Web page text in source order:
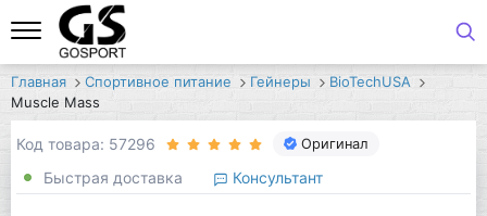
Главная Спортивное питание Гейнеры
BioTechUSA
Muscle Mass
Код товара: 57296 Оригинал
Быстрая доставка Консультант